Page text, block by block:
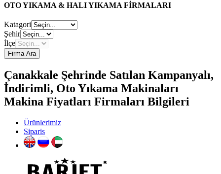
OTO YIKAMA & HALI YIKAMA FİRMALARI
Katagori
Şehir
İlçe
Firma Ara
Çanakkale Şehrinde Satılan Kampanyalı,
İndirimli, Oto Yıkama Makinaları
Makina Fiyatları Firmaları Bilgileri
Ürünlerimiz
Siparis